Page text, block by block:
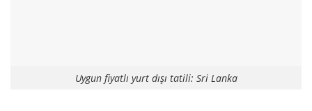
Uygun fiyatlı yurt dışı tatili: Sri Lanka